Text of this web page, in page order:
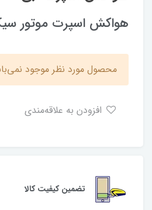
هواکش اسپرت موتور
محصول مورد نظر موجود
تضمین کیفیت کالا